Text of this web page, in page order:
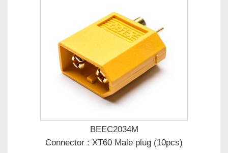
BEEC2034M
Connector : XT60 Male plug (10pcs)